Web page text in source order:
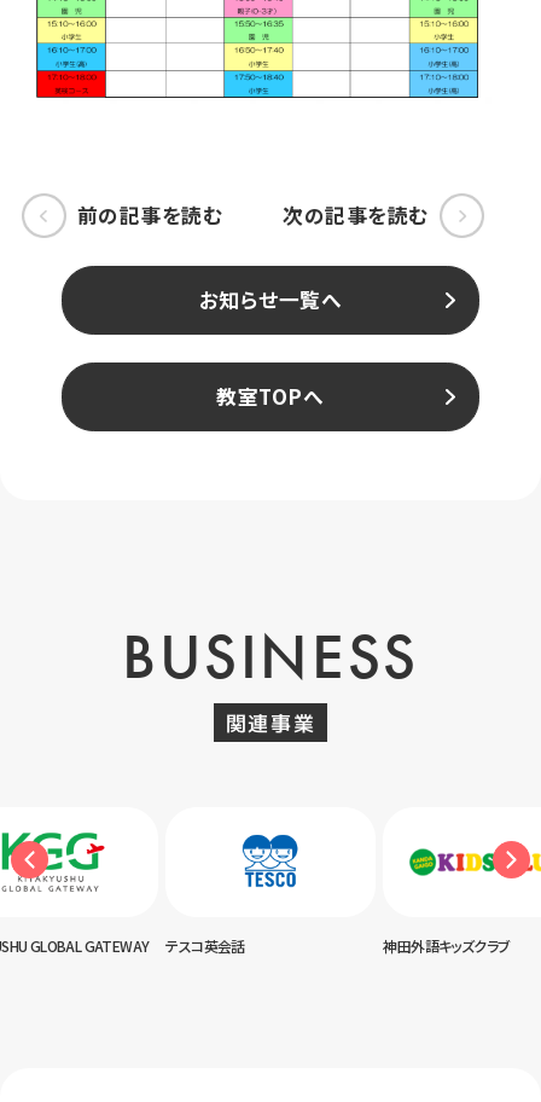
前の記事を読む 次の記事を読む
お知らせ一覧へ
教室TOPへ
BUSINESS
関連事業
GLOBAL GATEWAY テスコ英会話 神田外語キッズクラブ